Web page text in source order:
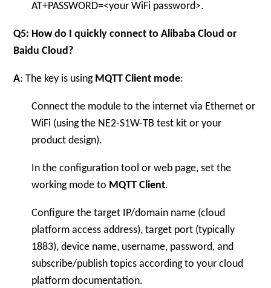
AT+PASSWORD=<your WiFi password>.
Q5: How do I quickly connect to Alibaba Cloud or
Baidu Cloud?
A: The key is using MQTT Client mode:
Connect the module to the internet via Ethernet or
WiFi (using the NE2-S1W-TB test kit or your
product design).
In the configuration tool or web page, set the
working mode to MQTT Client.
Configure the target IP/domain name (cloud
platform access address), target port (typically
1883), device name, username, password, and
subscribe/publish topics according to your cloud
platform documentation.